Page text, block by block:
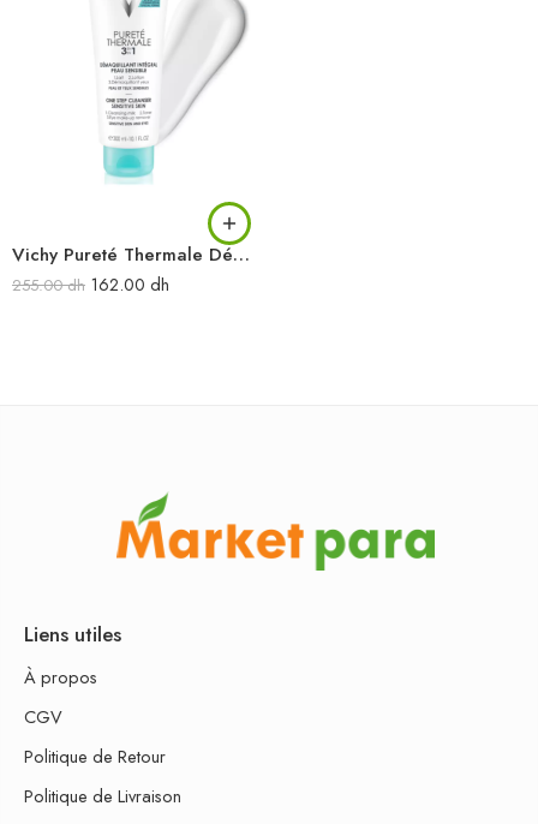
Vichy Pureté Thermale Démaquillant Intégral 3 en 1 – 300 ml
255.00dh 162.00 dh
Liens utiles
À propos
CGV
Politique de Retour
Politique de Livraison